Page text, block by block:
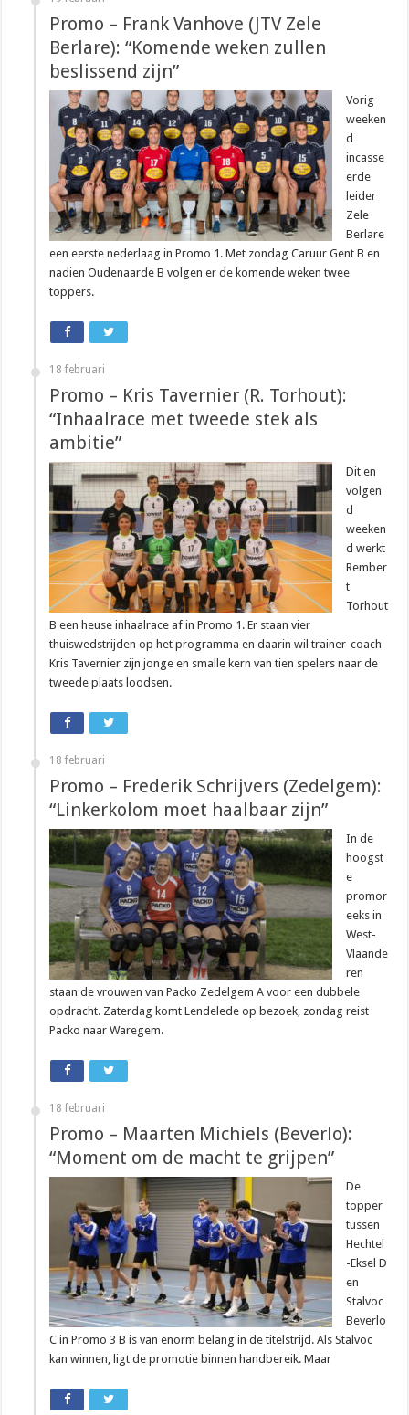
Promo – Frank Vanhove (JTV Zele
Berlare): “Komende weken zullen
beslissend zijn”
Vorig
weeken
d
incasse
erde
leider
Zele
Berlare
een eerste nederlaag in Promo 1. Met zondag Caruur Gent B en
nadien Oudenaarde B volgen er de komende weken twee
toppers.
18 februari
Promo – Kris Tavernier (R. Torhout):
“Inhaalrace met tweede stek als
ambitie”
Dit en
volgen
d
weeken
d werkt
Rember
t
Torhout
B een heuse inhaalrace af in Promo 1. Er staan vier
thuiswedstrijden op het programma en daarin wil trainer-coach
Kris Tavernier zijn jonge en smalle kern van tien spelers naar de
tweede plaats loodsen.
18 februari
Promo – Frederik Schrijvers (Zedelgem):
“Linkerkolom moet haalbaar zijn”
In de
hoogst
e
promor
eeks in
West-
Vlaande
ren
staan de vrouwen van Packo Zedelgem A voor een dubbele
opdracht. Zaterdag komt Lendelede op bezoek, zondag reist
Packo naar Waregem.
18 februari
Promo – Maarten Michiels (Beverlo):
“Moment om de macht te grijpen”
De
topper
tussen
Hechtel
-Eksel D
en
Stalvoc
Beverlo
C in Promo 3 B is van enorm belang in de titelstrijd. Als Stalvoc
kan winnen, ligt de promotie binnen handbereik. Maar